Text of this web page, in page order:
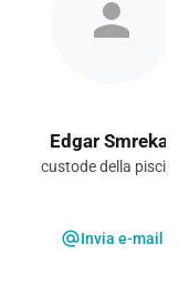
person
Edgar Smrekar
custode della
alternate_emailInvia e-mail